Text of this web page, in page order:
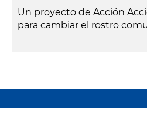
Un proyecto de Acción
para cambiar el rostro